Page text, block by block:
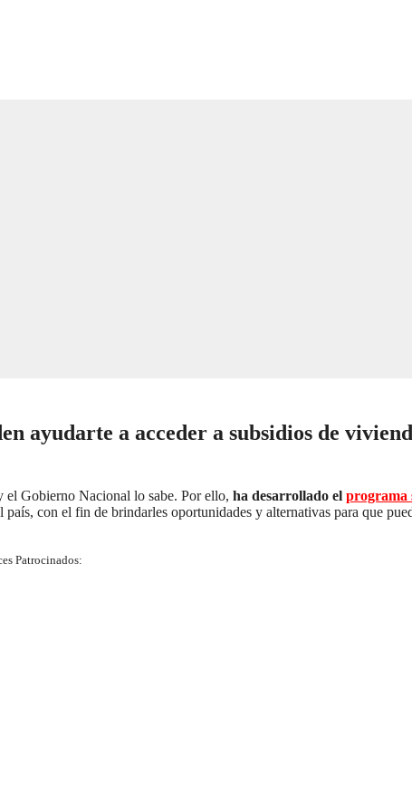
ayudarte a acceder a subsidios de
el Gobierno Nacional lo sabe. Por ello, ha desarrollado el programa
con el fin de brindarles oportunidades y alternativas para que
Patrocinados: